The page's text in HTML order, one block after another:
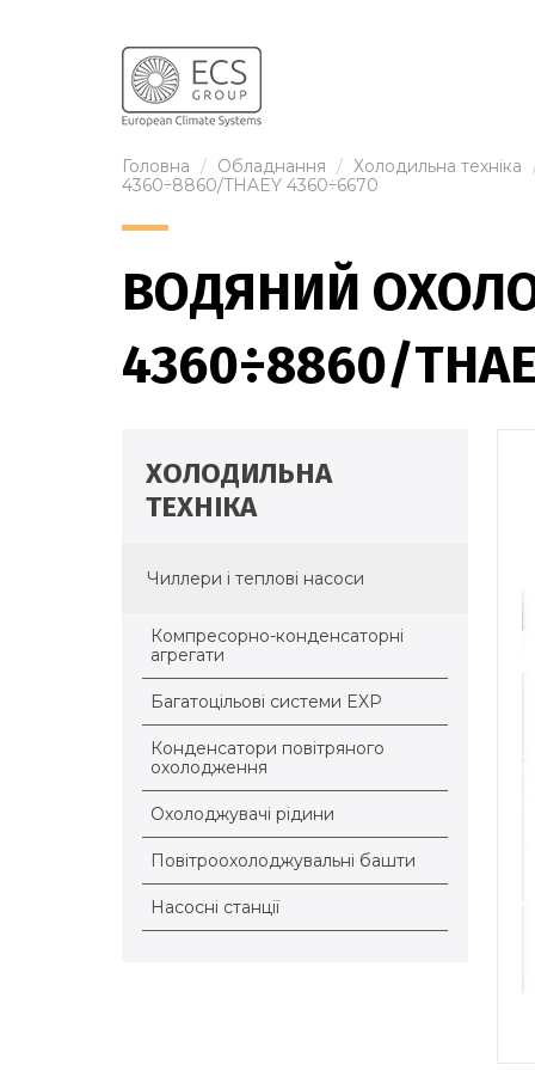
Головна Обладнання Холодильна техніка
4360÷8860/THAEY 4360÷6670
ВОДЯНИЙ
4360÷8860/
ХОЛОДИЛЬНА
ТЕХНІКА
Чиллери і теплові насоси
Компресорно-конденсаторні
агрегати
Багатоцільові системи EXP
Конденсатори повітряного
охолодження
Охолоджувачі рідини
Повітроохолоджувальні башти
Насосні станції